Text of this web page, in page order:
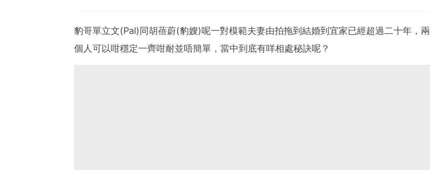
豹哥單立文(Pal)同胡蓓蔚(豹嫂)呢一對模範夫妻由拍拖到結婚到宜家已經超過二十年，兩
個人可以咁穩定一齊咁耐並唔簡單，當中到底有咩相處秘訣呢？